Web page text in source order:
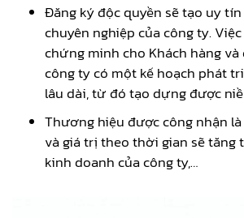
Đăng ký độc quyền sẽ tạo uy
chuyên nghiệp của công ty.
chứng minh cho Khách hàng
công ty có một kế hoạch phát
lâu dài, từ đó tạo dựng được
Thương hiệu được công nhận
và giá trị theo thời gian sẽ tăng
kinh doanh của công ty,…